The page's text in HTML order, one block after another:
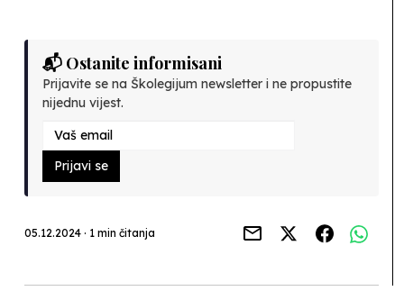
📬 Ostanite informisani
Prijavite se na Školegijum newsletter i ne propustite
nijednu vijest.
Prijavi se
05.12.2024 · 1 min čitanja